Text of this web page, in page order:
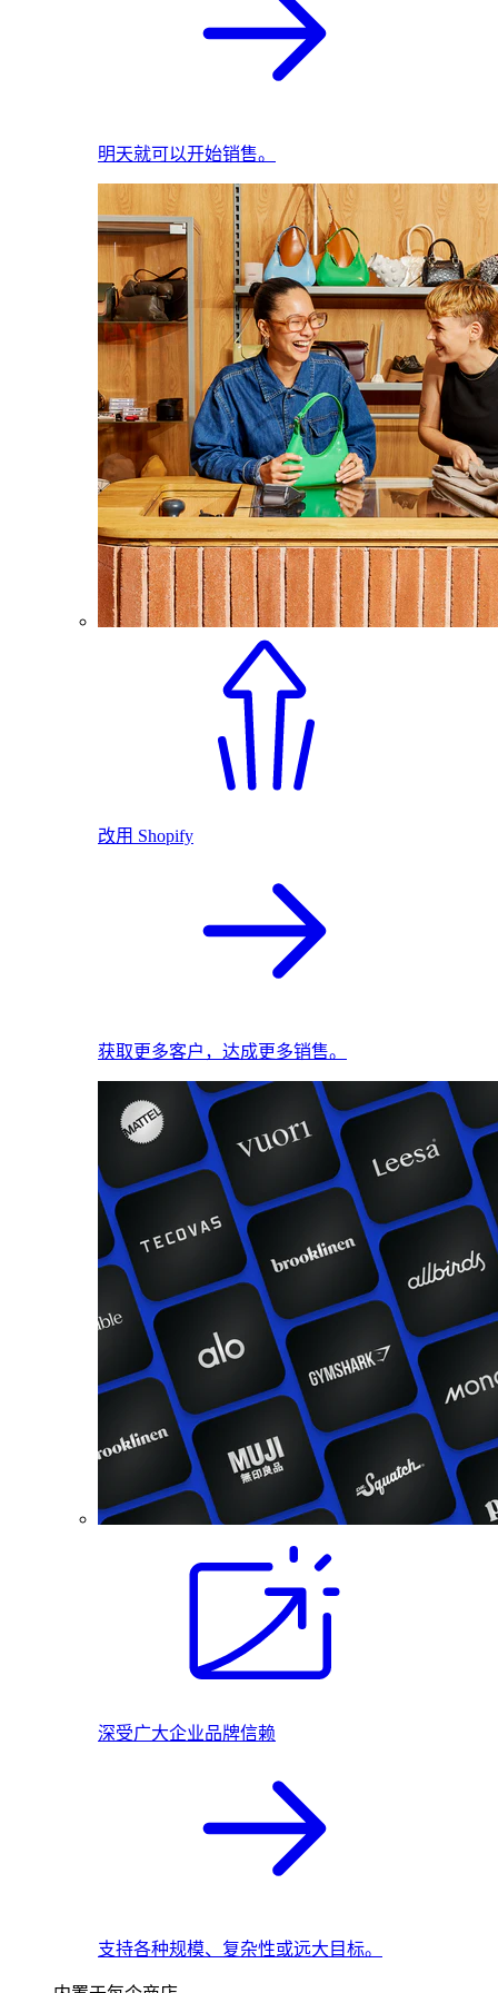
明天就可以开始销售。
改用 Shopify
获取更多客户，达成更多销售。
深受广大企业品牌信赖
支持各种规模、复杂性或远大目标。